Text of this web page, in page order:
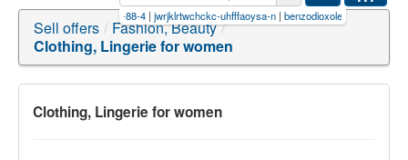
n jwrjklrtwchckc-uhfffaoysa-n|benzodioxole-f|qxxcuxirbhsitd-
Sell offers / Fashion, Beauty /
Clothing, Lingerie for women
Clothing, Lingerie for women